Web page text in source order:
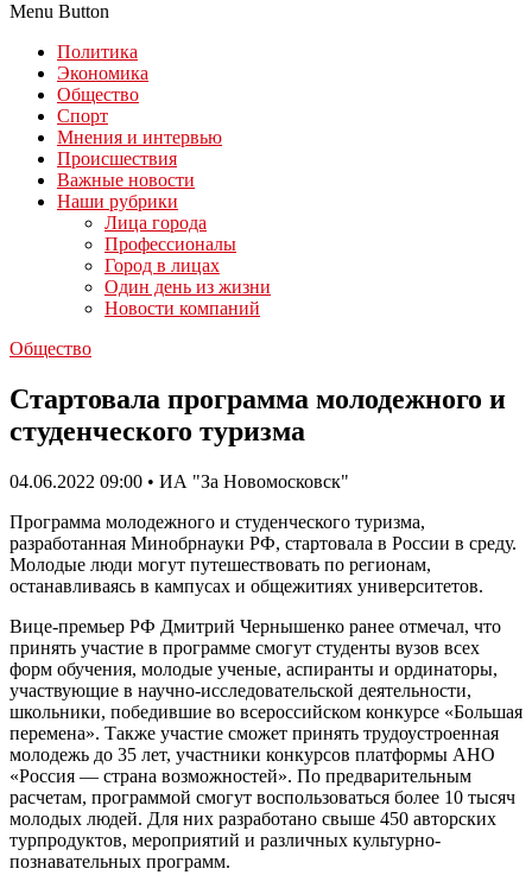
Menu Button
Политика
Экономика
Общество
Спорт
Мнения и интервью
Происшествия
Важные новости
Наши рубрики
Лица города
Профессионалы
Город в лицах
Один день из жизни
Новости компаний
Общество
Стартовала программа молодежного и
студенческого туризма
04.06.2022 09:00 • ИА "За Новомосковск"
Программа молодежного и студенческого туризма,
разработанная Минобрнауки РФ, стартовала в России в среду.
Молодые люди могут путешествовать по регионам,
останавливаясь в кампусах и общежитиях университетов.
Вице-премьер РФ Дмитрий Чернышенко ранее отмечал, что
принять участие в программе смогут студенты вузов всех
форм обучения, молодые ученые, аспиранты и ординаторы,
участвующие в научно-исследовательской деятельности,
школьники, победившие во всероссийском конкурсе «Большая
перемена». Также участие сможет принять трудоустроенная
молодежь до 35 лет, участники конкурсов платформы АНО
«Россия — страна возможностей». По предварительным
расчетам, программой смогут воспользоваться более 10 тысяч
молодых людей. Для них разработано свыше 450 авторских
турпродуктов, мероприятий и различных культурно-
познавательных программ.